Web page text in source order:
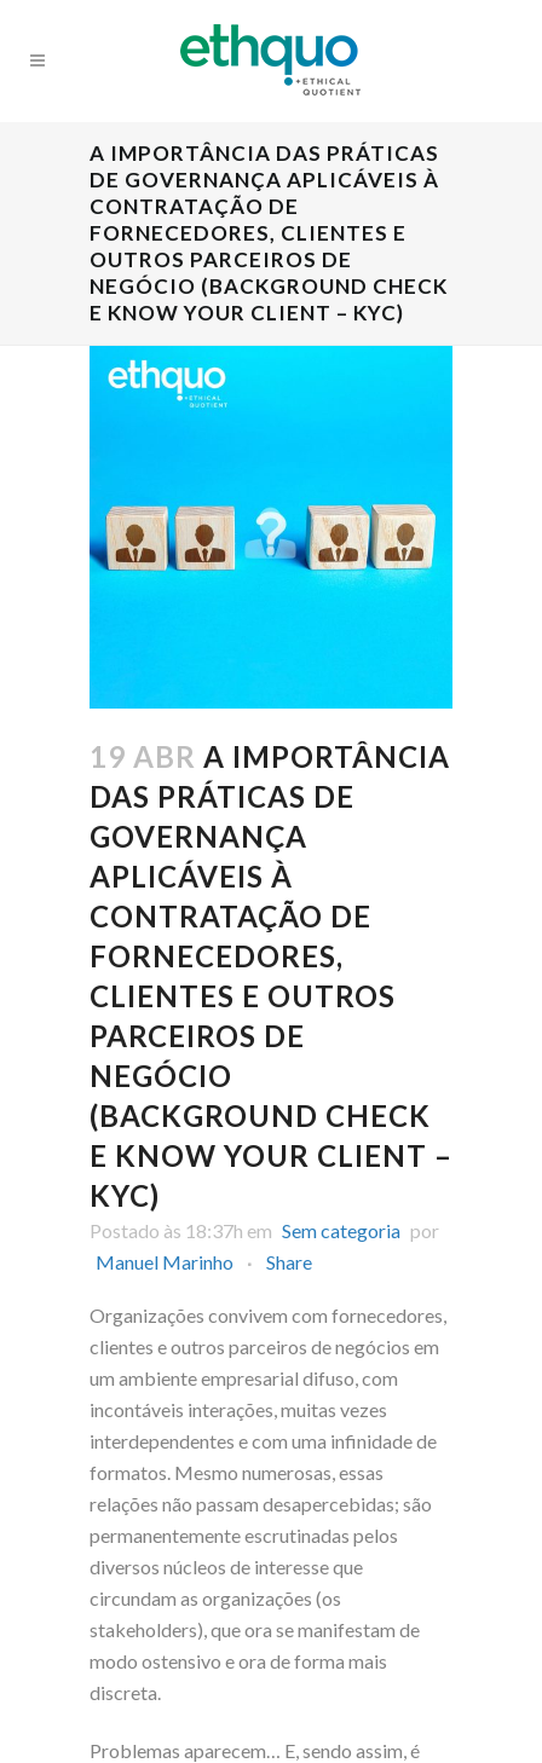
A IMPORTÂNCIA DAS PRÁTICAS
DE GOVERNANÇA APLICÁVEIS À
CONTRATAÇÃO DE
FORNECEDORES, CLIENTES E
OUTROS PARCEIROS DE
NEGÓCIO (BACKGROUND CHECK
E KNOW YOUR CLIENT – KYC)
19 ABR A IMPORTÂNCIA
DAS PRÁTICAS DE
GOVERNANÇA
APLICÁVEIS À
CONTRATAÇÃO DE
FORNECEDORES,
CLIENTES E OUTROS
PARCEIROS DE
NEGÓCIO
(BACKGROUND CHECK
E KNOW YOUR CLIENT –
KYC)
Postado às 18:37h em Sem categoria por
Manuel Marinho
Share
Organizações convivem com fornecedores,
clientes e outros parceiros de negócios em
um ambiente empresarial difuso, com
incontáveis interações, muitas vezes
interdependentes e com uma infinidade de
formatos. Mesmo numerosas, essas
relações não passam desapercebidas; são
permanentemente escrutinadas pelos
diversos núcleos de interesse que
circundam as organizações (os
stakeholders), que ora se manifestam de
modo ostensivo e ora de forma mais
discreta.
Problemas aparecem… E, sendo assim, é